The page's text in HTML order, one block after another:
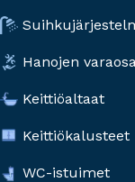
Hanojen
Keittiöaltaat
Keittiökalusteet
WC-istuimet